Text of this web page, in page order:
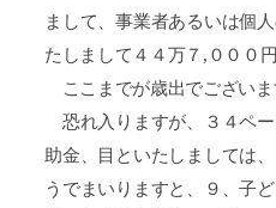
まして、事業者あるいは個
たしまして４４万７ , ０００
ここまでが歳出でござい
恐れ入りますが、３４ペ
助金、目といたしましては
うでまいりますと、９、子